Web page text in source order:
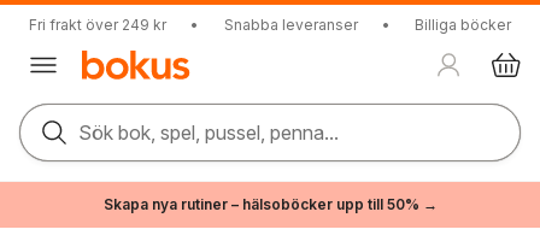
Fri frakt över 249 kr • Snabba leveranser • Billiga böcker
Sök bok, spel, pussel, penna...
Skapa nya rutiner – hälsoböcker upp till 50% →